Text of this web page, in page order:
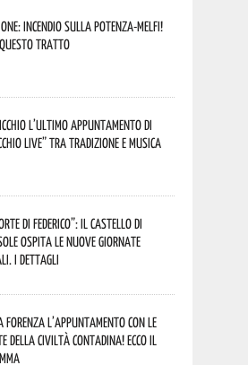
incendio sulla Potenza-Melfi!
questo tratto
l’ultimo appuntamento di
Live” tra tradizione e musica
di Federico”: il Castello di
ospita le nuove Giornate
I dettagli
Forenza l’appuntamento con le
della Civiltà Contadina! Ecco il